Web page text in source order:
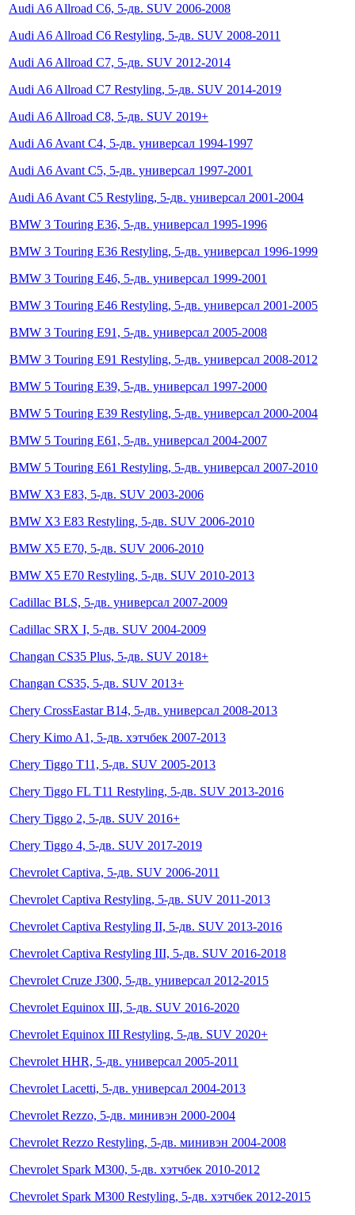
Audi A6 Allroad C6, 5-дв. SUV 2006-2008
Audi A6 Allroad C6 Restyling, 5-дв. SUV 2008-2011
Audi A6 Allroad C7, 5-дв. SUV 2012-2014
Audi A6 Allroad C7 Restyling, 5-дв. SUV 2014-2019
Audi A6 Allroad C8, 5-дв. SUV 2019+
Audi A6 Avant C4, 5-дв. универсал 1994-1997
Audi A6 Avant C5, 5-дв. универсал 1997-2001
Audi A6 Avant C5 Restyling, 5-дв. универсал 2001-2004
BMW 3 Touring E36, 5-дв. универсал 1995-1996
BMW 3 Touring E36 Restyling, 5-дв. универсал 1996-1999
BMW 3 Touring E46, 5-дв. универсал 1999-2001
BMW 3 Touring E46 Restyling, 5-дв. универсал 2001-2005
BMW 3 Touring E91, 5-дв. универсал 2005-2008
BMW 3 Touring E91 Restyling, 5-дв. универсал 2008-2012
BMW 5 Touring E39, 5-дв. универсал 1997-2000
BMW 5 Touring E39 Restyling, 5-дв. универсал 2000-2004
BMW 5 Touring E61, 5-дв. универсал 2004-2007
BMW 5 Touring E61 Restyling, 5-дв. универсал 2007-2010
BMW X3 E83, 5-дв. SUV 2003-2006
BMW X3 E83 Restyling, 5-дв. SUV 2006-2010
BMW X5 E70, 5-дв. SUV 2006-2010
BMW X5 E70 Restyling, 5-дв. SUV 2010-2013
Cadillac BLS, 5-дв. универсал 2007-2009
Cadillac SRX I, 5-дв. SUV 2004-2009
Changan CS35 Plus, 5-дв. SUV 2018+
Changan CS35, 5-дв. SUV 2013+
Chery CrossEastar B14, 5-дв. универсал 2008-2013
Chery Kimo A1, 5-дв. хэтчбек 2007-2013
Chery Tiggo T11, 5-дв. SUV 2005-2013
Chery Tiggo FL T11 Restyling, 5-дв. SUV 2013-2016
Chery Tiggo 2, 5-дв. SUV 2016+
Chery Tiggo 4, 5-дв. SUV 2017-2019
Chevrolet Captiva, 5-дв. SUV 2006-2011
Chevrolet Captiva Restyling, 5-дв. SUV 2011-2013
Chevrolet Captiva Restyling II, 5-дв. SUV 2013-2016
Chevrolet Captiva Restyling III, 5-дв. SUV 2016-2018
Chevrolet Cruze J300, 5-дв. универсал 2012-2015
Chevrolet Equinox III, 5-дв. SUV 2016-2020
Chevrolet Equinox III Restyling, 5-дв. SUV 2020+
Chevrolet HHR, 5-дв. универсал 2005-2011
Chevrolet Lacetti, 5-дв. универсал 2004-2013
Chevrolet Rezzo, 5-дв. минивэн 2000-2004
Chevrolet Rezzo Restyling, 5-дв. минивэн 2004-2008
Chevrolet Spark M300, 5-дв. хэтчбек 2010-2012
Chevrolet Spark M300 Restyling, 5-дв. хэтчбек 2012-2015